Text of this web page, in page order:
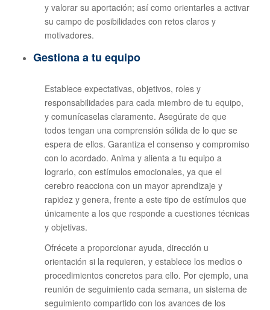
y valorar su aportación; así como orientarles a activar
su campo de posibilidades con retos claros y
motivadores.
Gestiona a tu equipo
Establece expectativas, objetivos, roles y
responsabilidades para cada miembro de tu equipo,
y comunícaselas claramente. Asegúrate de que
todos tengan una comprensión sólida de lo que se
espera de ellos. Garantiza el consenso y compromiso
con lo acordado. Anima y alienta a tu equipo a
lograrlo, con estímulos emocionales, ya que el
cerebro reacciona con un mayor aprendizaje y
rapidez y genera, frente a este tipo de estímulos que
únicamente a los que responde a cuestiones técnicas
y objetivas.
Ofrécete a proporcionar ayuda, dirección u
orientación si la requieren, y establece los medios o
procedimientos concretos para ello. Por ejemplo, una
reunión de seguimiento cada semana, un sistema de
seguimiento compartido con los avances de los